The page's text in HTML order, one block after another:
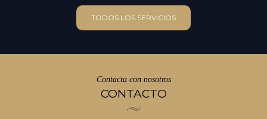
TODOS LOS SERVICIOS
Contacta con nosotros
CONTACTO